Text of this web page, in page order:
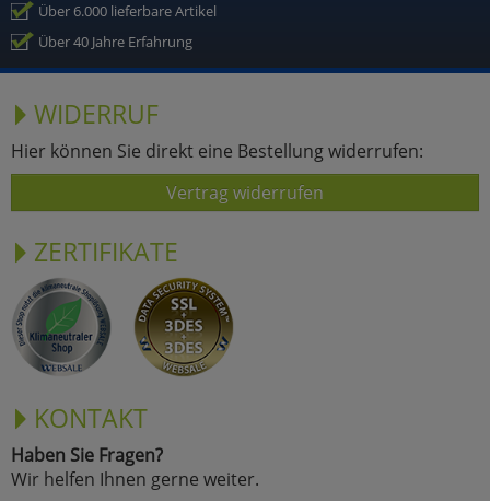
Über 6.000 lieferbare Artikel
Über 40 Jahre Erfahrung
WIDERRUF
Hier können Sie direkt eine Bestellung widerrufen:
Vertrag widerrufen
ZERTIFIKATE
KONTAKT
Haben Sie Fragen?
Wir helfen Ihnen gerne weiter.